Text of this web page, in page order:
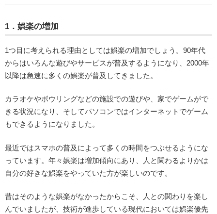
1．娯楽の増加
1つ目に考えられる理由としては娯楽の増加でしょう。90年代
からはいろんな遊びやサービスが普及するようになり、2000年
以降は急速に多くの娯楽が普及してきました。
カラオケやボウリングなどの施設での遊びや、家でゲームがで
きる状況になり、そしてパソコンではインターネットでゲーム
もできるようになりました。
最近ではスマホの普及によって多くの時間をつぶせるようにな
っています。年々娯楽は増加傾向にあり、人と関わるよりかは
自分の好きな娯楽をやっていた方が楽しいのです。
昔はそのような娯楽がなかったからこそ、人との関わりを楽し
んでいましたが、技術が進歩している現代においては娯楽優先